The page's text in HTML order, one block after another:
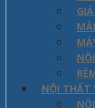
NỘI THẤT